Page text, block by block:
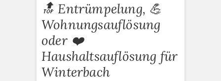
🔝 Entrümpelung, 💪
Wohnungsauflösung
oder ❤️
Haushaltsauflösung für
Winterbach